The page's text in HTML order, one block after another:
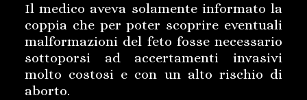
Il medico aveva solamente informato la
coppia che per poter scoprire eventuali
malformazioni del feto fosse necessario
sottoporsi ad accertamenti invasivi
molto costosi e con un alto rischio di
aborto.